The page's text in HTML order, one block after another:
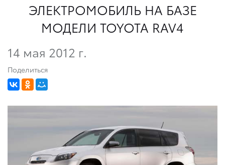
ЭЛЕКТРОМОБИЛЬ НА БАЗЕ
МОДЕЛИ TOYOTA RAV4
14 мая 2012 г.
Поделиться